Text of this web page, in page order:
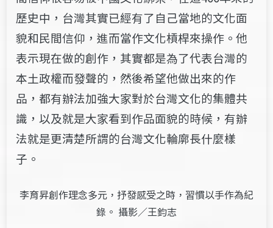
歷史中，台灣其實已經有了自己當地的文化面
貌和民間信仰，進而當作文化槓桿來操作。他
表示現在做的創作，其實都是為了代表台灣的
本土政權而發聲的，然後希望他做出來的作
品，都有辦法加強大家對於台灣文化的集體共
識，以及就是大家看到作品面貌的時候，有辦
法就是更清楚所謂的台灣文化輪廓長什麼樣
子。
李育昇創作理念多元，抒發感受之時，習慣以手作為紀
錄。 攝影／王鈞志